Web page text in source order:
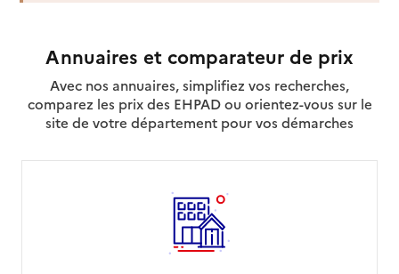
Annuaires et comparateur de prix
Avec nos annuaires, simplifiez vos recherches,
comparez les prix des EHPAD ou orientez-vous sur le
site de votre département pour vos démarches